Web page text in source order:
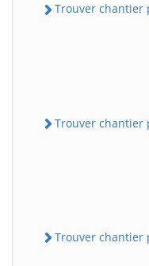
Trouver chantier
Trouver chantier
Trouver chantier